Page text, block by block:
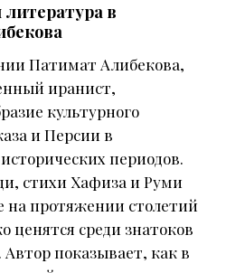
в
Патимат Алибекова,
иранист,
культурного
и Персии в
периодов.
стихи Хафиза и Руми
на протяжении столетий
ценятся среди знатоков
Автор показывает, как в